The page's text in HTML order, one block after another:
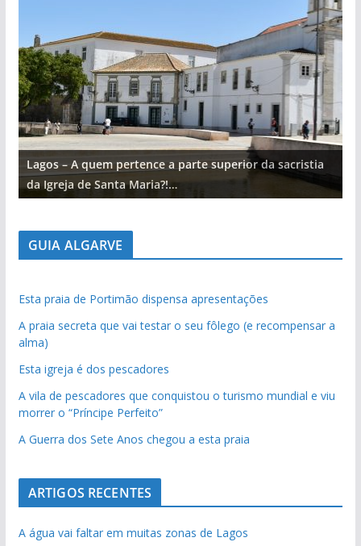
Lagos – A quem pertence a parte superior da sacristia
da Igreja de Santa Maria?!…
GUIA ALGARVE
Esta praia de Portimão dispensa apresentações
A praia secreta que vai testar o seu fôlego (e recompensar a
alma)
Esta igreja é dos pescadores
A vila de pescadores que conquistou o turismo mundial e viu
morrer o “Príncipe Perfeito”
A Guerra dos Sete Anos chegou a esta praia
ARTIGOS RECENTES
A água vai faltar em muitas zonas de Lagos